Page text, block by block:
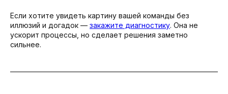
Если хотите увидеть картину вашей команды без
иллюзий и догадок — закажите диагностику. Она не
ускорит процессы, но сделает решения заметно
сильнее.
Вами в ближайшее время